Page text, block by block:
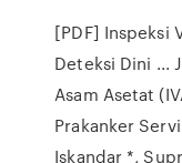
[PDF] Inspeksi
Deteksi Dini ...
Asam Asetat
Prakanker
Iskandar *,